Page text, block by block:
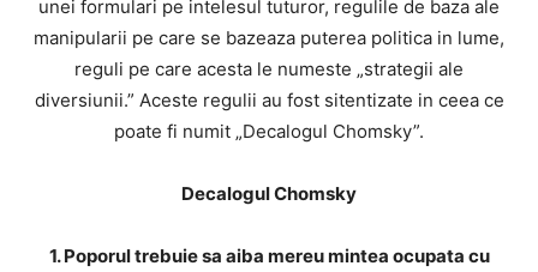
unei formulari pe intelesul tuturor, regulile de baza ale
manipularii pe care se bazeaza puterea politica in lume,
reguli pe care acesta le numeste „strategii ale
diversiunii.” Aceste regulii au fost sitentizate in ceea ce
poate fi numit „Decalogul Chomsky”.
Decalogul Chomsky
1. Poporul trebuie sa aiba mereu mintea ocupata cu